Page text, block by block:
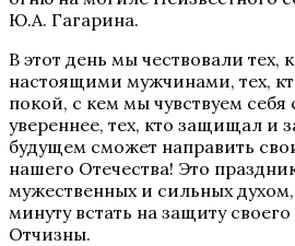
Ю.А. Гагарина.
В этот день мы чествовали тех,
настоящими мужчинами, тех,
покой, с кем мы чувствуем себя
увереннее, тех, кто защищал и
будущем сможет направить
нашего Отечества! Это
мужественных и сильных
минуту встать на защиту
Отчизны.